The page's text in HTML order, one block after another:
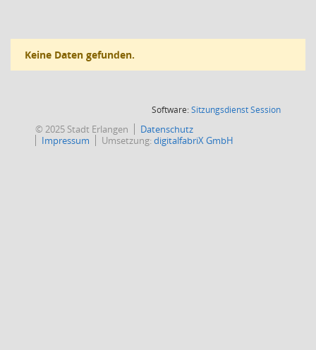
Keine Daten gefunden.
Software:SitzungsdienstSession(Wird in
© 2025 Stadt Erlangen
Datenschutz
Impressum
Umsetzung:digitalfabriX GmbH